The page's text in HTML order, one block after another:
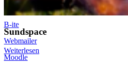
Sundspace
Weiterlesen
Studien- und Prüfungsportal (SuP)
B-ite
Webmailer
Moodle